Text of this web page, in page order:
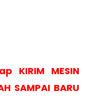
KIRIM MESIN
SAMPAI BARU